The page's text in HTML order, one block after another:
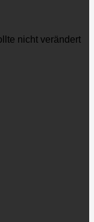
nicht verändert